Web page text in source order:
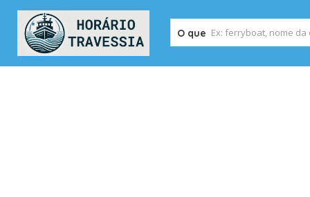
O que